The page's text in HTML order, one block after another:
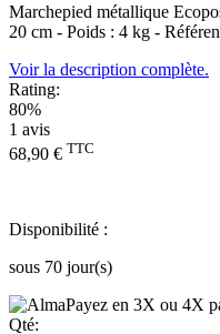
Marchepied métallique
20 cm - Poids : 4 kg -
Voir la description complète.
Rating:
80%
1 avis
68,90 € TTC
Disponibilité :
sous 70 jour(s)
Payez en 3X ou 4X
Qté: